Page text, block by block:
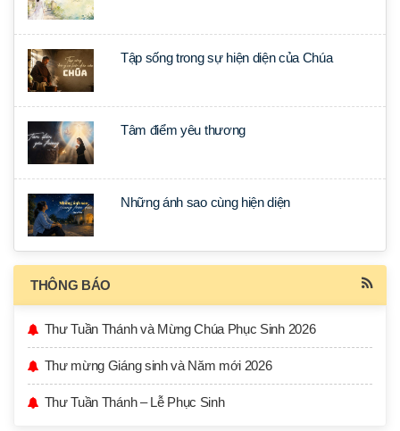
Tập sống trong sự hiện diện của Chúa
Tâm điểm yêu thương
Những ánh sao cùng hiện diện
THÔNG BÁO
Thư Tuần Thánh và Mừng Chúa Phục Sinh 2026
Thư mừng Giáng sinh và Năm mới 2026
Thư Tuần Thánh – Lễ Phục Sinh